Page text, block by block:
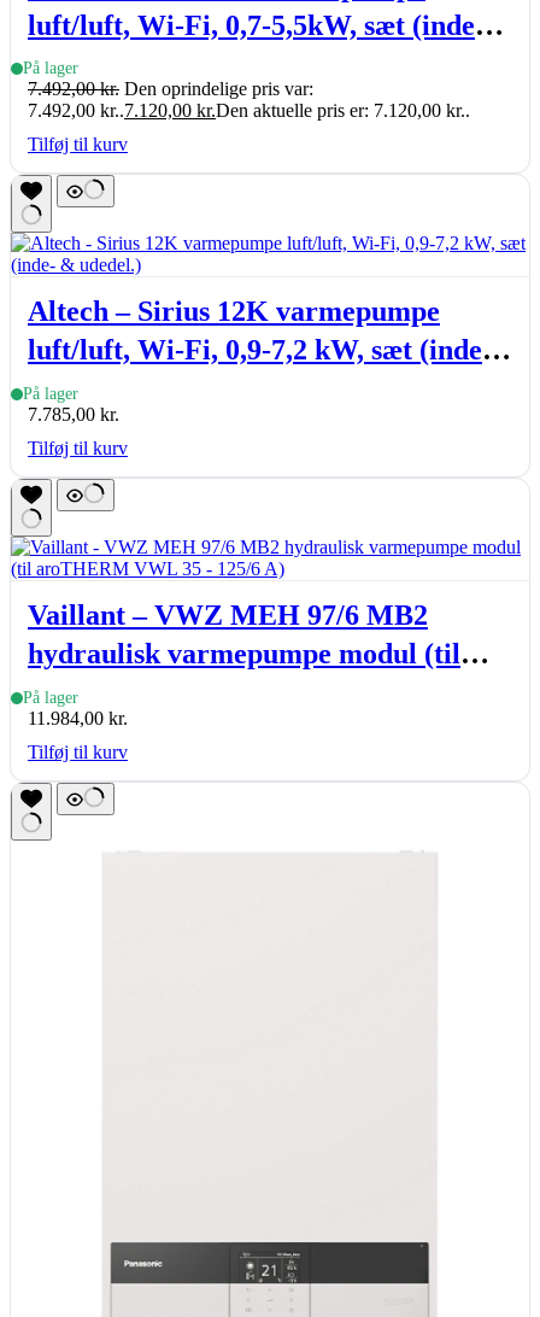
luft/luft, Wi-Fi, 0,7-5,5kW, sæt (inde-
& udedel.), A+++, R32
På lager
7.492,00kr. Den oprindelige pris var:
7.492,00 kr..7.120,00 kr.Den aktuelle pris er: 7.120,00 kr..
Tilføj til kurv
Altech – Sirius 12K varmepumpe
luft/luft, Wi-Fi, 0,9-7,2 kW, sæt (inde-
& udedel.)
På lager
7.785,00 kr.
Tilføj til kurv
Vaillant – VWZ MEH 97/6 MB2
hydraulisk varmepumpe modul (til
aroTHERM VWL 35 – 125/6 A)
På lager
11.984,00 kr.
Tilføj til kurv